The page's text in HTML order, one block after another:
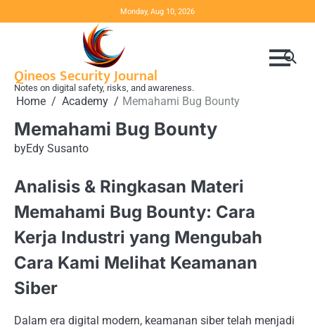
to
Monday, Aug 10, 2026
Qineos Security Journal
Notes on digital safety, risks, and awareness.
Home Academy Memahami Bug Bounty
Memahami Bug Bounty
byEdy Susanto
Analisis & Ringkasan Materi
Memahami Bug Bounty: Cara
Kerja Industri yang Mengubah
Cara Kami Melihat Keamanan
Siber
Dalam era digital modern, keamanan siber telah menjadi